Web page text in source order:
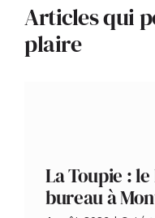
Articles qui
plaire
La Toupie :
bureau à